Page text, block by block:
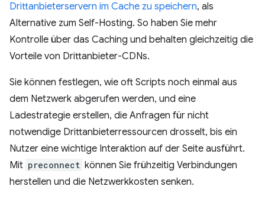
Drittanbieterservern im Cache zu speichern, als
Alternative zum Self-Hosting. So haben Sie mehr
Kontrolle über das Caching und behalten gleichzeitig die
Vorteile von Drittanbieter-CDNs.
Sie können festlegen, wie oft Scripts noch einmal aus
dem Netzwerk abgerufen werden, und eine
Ladestrategie erstellen, die Anfragen für nicht
notwendige Drittanbieterressourcen drosselt, bis ein
Nutzer eine wichtige Interaktion auf der Seite ausführt.
Mit preconnect können Sie frühzeitig Verbindungen
herstellen und die Netzwerkkosten senken.